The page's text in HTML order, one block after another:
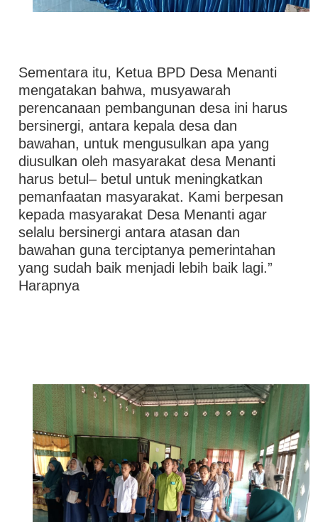
Sementara itu, Ketua BPD Desa Menanti
mengatakan bahwa, musyawarah
perencanaan pembangunan desa ini harus
bersinergi, antara kepala desa dan
bawahan, untuk mengusulkan apa yang
diusulkan oleh masyarakat desa Menanti
harus betul– betul untuk meningkatkan
pemanfaatan masyarakat. Kami berpesan
kepada masyarakat Desa Menanti agar
selalu bersinergi antara atasan dan
bawahan guna terciptanya pemerintahan
yang sudah baik menjadi lebih baik lagi.”
Harapnya